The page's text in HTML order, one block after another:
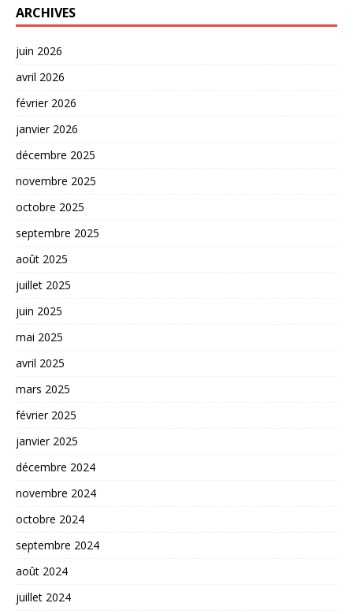
ARCHIVES
juin 2026
avril 2026
février 2026
janvier 2026
décembre 2025
novembre 2025
octobre 2025
septembre 2025
août 2025
juillet 2025
juin 2025
mai 2025
avril 2025
mars 2025
février 2025
janvier 2025
décembre 2024
novembre 2024
octobre 2024
septembre 2024
août 2024
juillet 2024